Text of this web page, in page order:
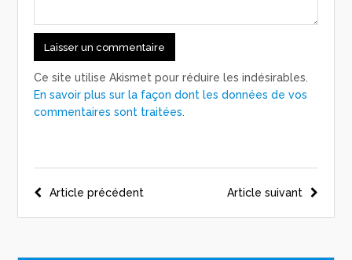
Ce site utilise Akismet pour réduire les indésirables.
En savoir plus sur la façon dont les données de vos
commentaires sont traitées.
Navigation
de
Article suivant
Article précédent